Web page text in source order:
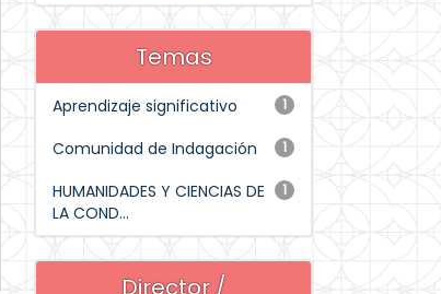
Temas
1
Aprendizaje significativo
1
Comunidad de Indagación
1
HUMANIDADES Y CIENCIAS DE
LA COND...
Director /